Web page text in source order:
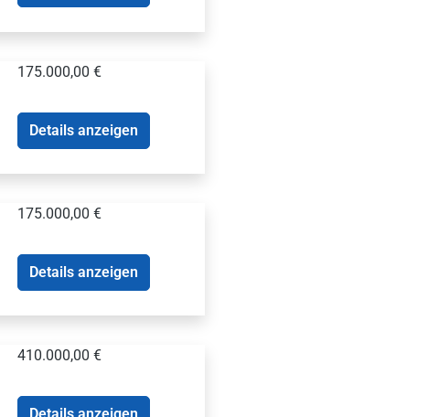
175.000,00 €
Details anzeigen
175.000,00 €
Details anzeigen
410.000,00 €